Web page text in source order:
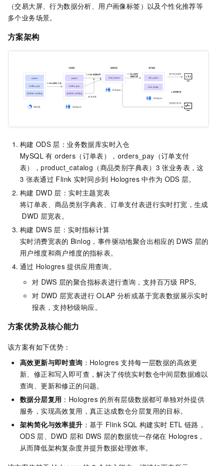
（交易大屏、行为数据分析、用户画像标签）以及个性化推荐等
多个业务场景。
方案架构
构建 ODS 层：业务数据库实时入仓
MySQL 有 orders（订单表），orders_pay（订单支付
表），product_catalog（商品类别字典表）3 张业务表，这
3 张表通过 Flink 实时同步到 Hologres 中作为 ODS 层。
构建 DWD 层：实时主题宽表
将订单表、商品类别字典表、订单支付表进行实时打宽，生成
DWD 层宽表。
构建 DWS 层：实时指标计算
实时消费宽表的 Binlog，事件驱动地聚合出相应的 DWS 层的
用户维度和商户维度的指标表。
通过 Hologres 提供应用查询。
对 DWS 层的聚合指标表进行查询，支持百万级 RPS。
对 DWD 层宽表进行 OLAP 分析或基于宽表数据展示实时
报表，支持秒级响应。
方案优势及核心能力
该方案有如下优势：
高效更新与即时查询 ：Hologres 支持每一层数据的高效更
新、修正和写入即可查，解决了传统实时数仓中间层数据难以
查询、更新和修正的问题。
数据分层复用 ：Hologres 的所有层级数据都可单独对外提供
服务，实现高效复用，真正达成数仓分层复用的目标。
架构简化与效率提升 ：基于 Flink SQL 构建实时 ETL 链路，
ODS 层、DWD 层和 DWS 层的数据统一存储在 Hologres，
从而降低架构复杂度并提升数据处理效率。